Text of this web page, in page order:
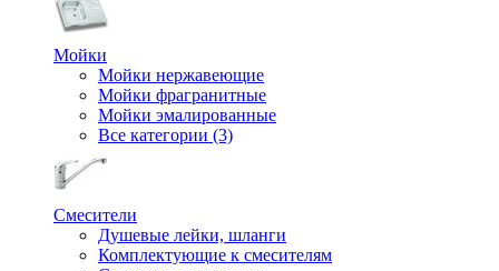
Мойки
Мойки нержавеющие
Мойки фрагранитные
Мойки эмалированные
Все категории (3)
Смесители
Душевые лейки, шланги
Комплектующие к смесителям